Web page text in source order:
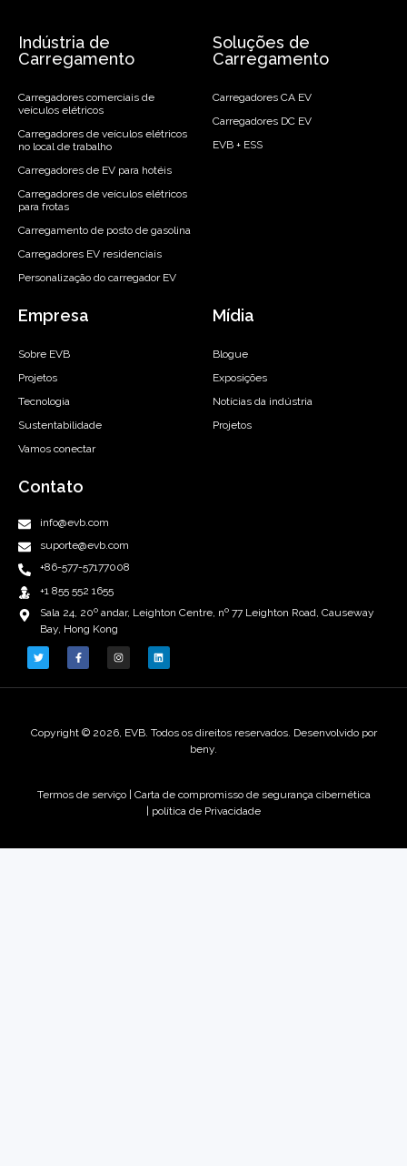
Indústria de
Carregamento
Carregadores comerciais de
veículos elétricos
Carregadores de veículos elétricos
no local de trabalho
Carregadores de EV para hotéis
Carregadores de veículos elétricos
para frotas
Carregamento de posto de gasolina
Carregadores EV residenciais
Personalização do carregador EV
Soluções de
Carregamento
Carregadores CA EV
Carregadores DC EV
EVB + ESS
Empresa
Sobre EVB
Projetos
Tecnologia
Sustentabilidade
Vamos conectar
Mídia
Blogue
Exposições
Notícias da indústria
Projetos
Contato
info@evb.com
suporte@evb.com
+86-577-57177008
+1 855 552 1655
Sala 24, 20º andar, Leighton Centre, nº 77 Leighton Road, Causeway
Bay, Hong Kong
Copyright © 2026, EVB. Todos os direitos reservados. Desenvolvido por
beny.
Termos de serviço | Carta de compromisso de segurança cibernética
| política de Privacidade